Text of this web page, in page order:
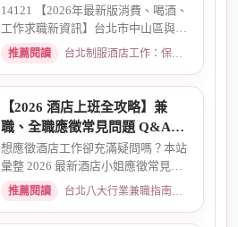
14121 【2026年最新版消費、喝酒、
工作求職新資訊】台北市中山區與東
區酒店老司機推薦舒壓會館、...
推薦閱讀 台北制服酒店工作：保障現領薪資與職缺總覽 · 2026-04-01
【2026 酒店上班全攻略】兼
職、全職應徵常見問題 Q&A：
薪資、安全、環境全解析
想應徵酒店工作卻充滿疑問嗎？本站
彙整 2026 最新酒店小姐應徵常見問
題 Q&A。深入解析全職與兼職...
推薦閱讀 台北八大行業兼職指南：熱門職缺與求職須知 · 2026-03-09